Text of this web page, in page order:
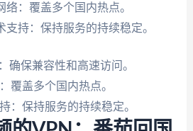
络：覆盖多个国内热点。
支持：保持服务的持续稳定。
确保兼容性和高速访问。
覆盖多个国内热点。
：保持服务的持续稳定。